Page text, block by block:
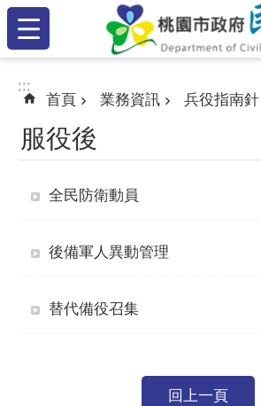
跳到主要內容區塊
:::
:::
:::
首頁 業務資訊 兵役指南針
服役後
全民防衛動員
後備軍人異動管理
替代備役召集
回上一頁